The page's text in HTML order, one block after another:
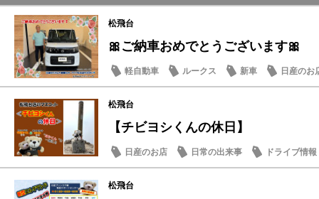
松飛台
🎀ご納車おめでとうございます🎀
軽自動車 ルークス 新車 日産のお
松飛台
【チビヨシくんの休日】
日産のお店 日常の出来事 ドライブ情報
松飛台